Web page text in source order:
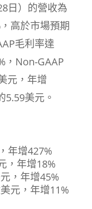
日）的營收為
高於市場預期
毛利率達
，Non-GAAP
元，年增
5.59美元。
年增427%
，年增18%
，年增45%
元，年增11%